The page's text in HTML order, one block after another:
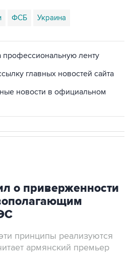
ФСБ Украина
профессиональную ленту
главных новостей сайта
новости в официальном
о приверженности
принципы реализуются
армянский премьер